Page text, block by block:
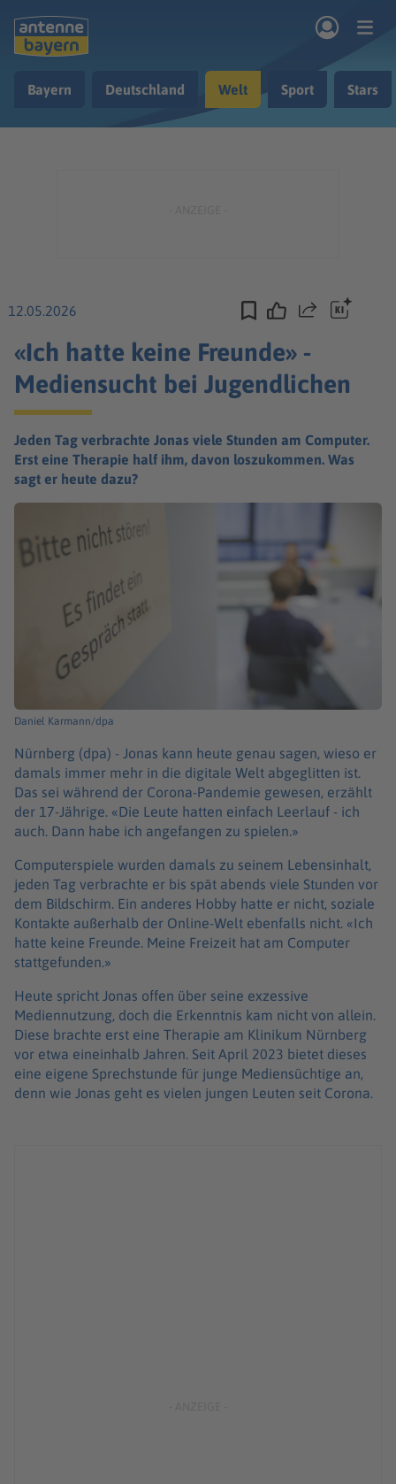
Nachrichten
Bayern Deutschland Welt Sport Stars
12.05.2026 Teilen
«Ich hatte keine Freunde» -
Mediensucht bei Jugendlichen
Jeden Tag verbrachte Jonas viele Stunden am Computer.
Erst eine Therapie half ihm, davon loszukommen. Was
sagt er heute dazu?
Daniel Karmann/dpa
Nürnberg (dpa) - Jonas kann heute genau sagen, wieso er
damals immer mehr in die digitale Welt abgeglitten ist.
Das sei während der Corona-Pandemie gewesen, erzählt
der 17-Jährige. «Die Leute hatten einfach Leerlauf - ich
auch. Dann habe ich angefangen zu spielen.»
Computerspiele wurden damals zu seinem Lebensinhalt,
jeden Tag verbrachte er bis spät abends viele Stunden vor
dem Bildschirm. Ein anderes Hobby hatte er nicht, soziale
Kontakte außerhalb der Online-Welt ebenfalls nicht. «Ich
hatte keine Freunde. Meine Freizeit hat am Computer
stattgefunden.»
Heute spricht Jonas offen über seine exzessive
Mediennutzung, doch die Erkenntnis kam nicht von allein.
Diese brachte erst eine Therapie am Klinikum Nürnberg
vor etwa eineinhalb Jahren. Seit April 2023 bietet dieses
eine eigene Sprechstunde für junge Mediensüchtige an,
denn wie Jonas geht es vielen jungen Leuten seit Corona.